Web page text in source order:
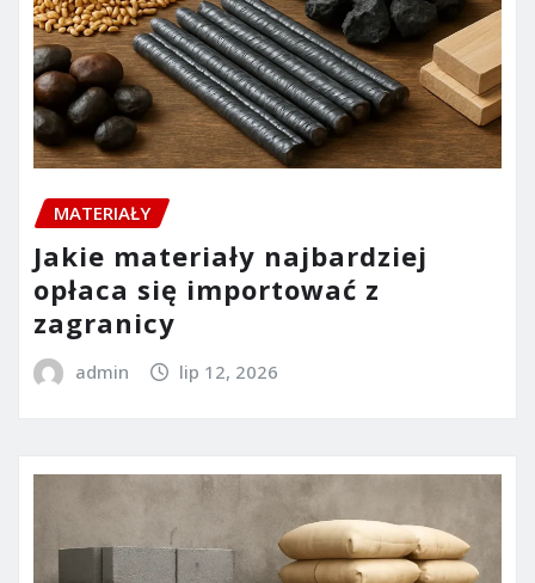
MATERIAŁY
Jakie materiały najbardziej
opłaca się importować z
zagranicy
admin lip 12, 2026